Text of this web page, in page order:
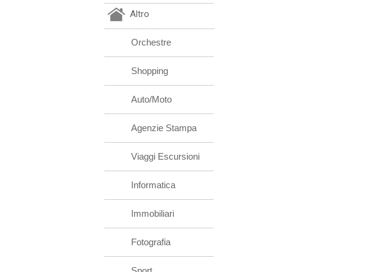
Altro
Orchestre
Shopping
Auto/Moto
Agenzie Stampa
Viaggi Escursioni
Informatica
Immobiliari
Fotografia